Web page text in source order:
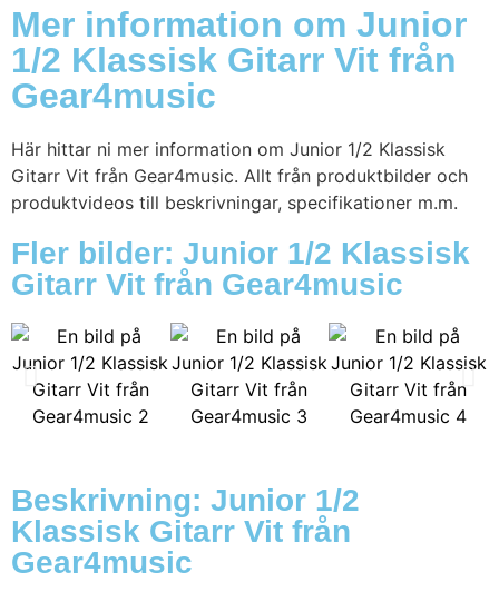
Mer information om Junior
1/2 Klassisk Gitarr Vit från
Gear4music
Här hittar ni mer information om Junior 1/2 Klassisk
Gitarr Vit från Gear4music. Allt från produktbilder och
produktvideos till beskrivningar, specifikationer m.m.
Fler bilder: Junior 1/2 Klassisk
Gitarr Vit från Gear4music
Beskrivning: Junior 1/2
Klassisk Gitarr Vit från
Gear4music